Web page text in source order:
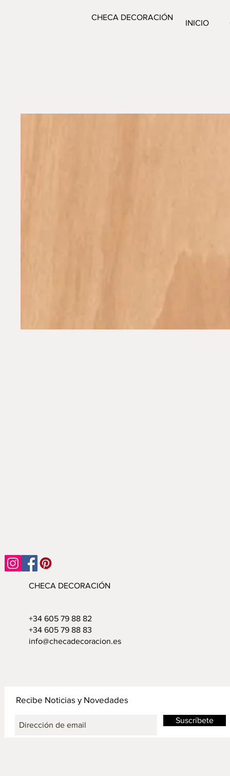
CHECA DECORACIÓN
INICIO
CHECA DECORACIÓN
+34 605 79 88 82
+34 605 79 88 83
info@checadecoracion.es
Recibe Noticias y Novedades
Suscríbete